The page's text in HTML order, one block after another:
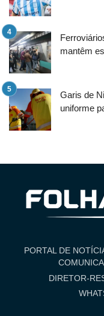
mantêm
Garis de
uniforme
PORTAL DE
DIRETOR-